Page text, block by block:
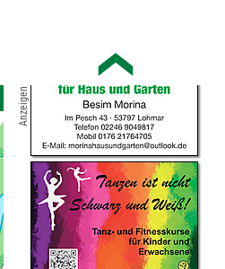
Anzeigen